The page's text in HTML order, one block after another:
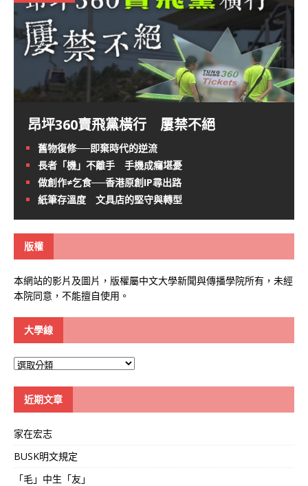
昂坪360賣飛黨橫行 屢禁不絕
舊物復修──即棄時代的逆流
長者「機」不離手 手機成癮堪憂
做創作≠乞食──香港原創IP尋出路
紙筆存溫度 文具店的堅守與轉型
版權
本網站的影片及圖片，版權屬中文大學新聞與傳播學院所有，未經
本院同意，不能擅自使用。
大學線
大
近期文章
家在宏志
BUSK明文規定
「毛」中生「友」